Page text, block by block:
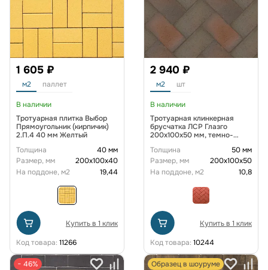
1 605 ₽
м2 паллет
В наличии
Тротуарная плитка Выбор
Прямоугольник (кирпичик)
2.П.4 40 мм Желтый
Толщина
40 мм
Размер, мм
200х100х40
На поддоне, м2
19,44
Купить в 1 клик
Код товара: 11266
2 940 ₽
м2 шт
В наличии
Тротуарная клинкерная
брусчатка ЛСР Глазго
200х100х50 мм, темно-
Толщина
50 мм
Размер, мм
200х100х50
На поддоне, м2
10,8
Купить в 1 клик
Код товара: 10244
− 46%
Образец в шоуруме